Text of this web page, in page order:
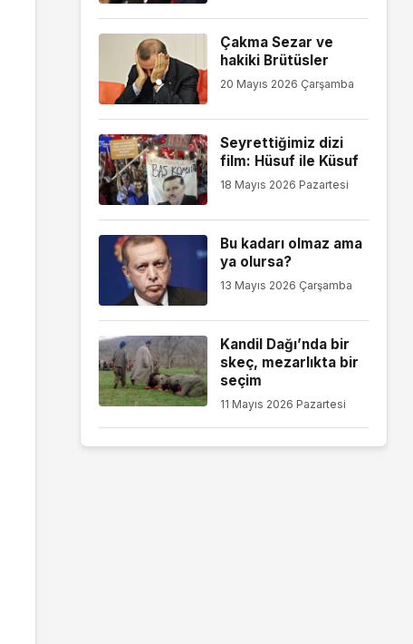
Çakma Sezar ve
hakiki Brütüsler
20 Mayıs 2026 Çarşamba
Seyrettiğimiz dizi
film: Hüsuf ile Küsuf
18 Mayıs 2026 Pazartesi
Bu kadarı olmaz ama
ya olursa?
13 Mayıs 2026 Çarşamba
Kandil Dağı’nda bir
skeç, mezarlıkta bir
seçim
11 Mayıs 2026 Pazartesi